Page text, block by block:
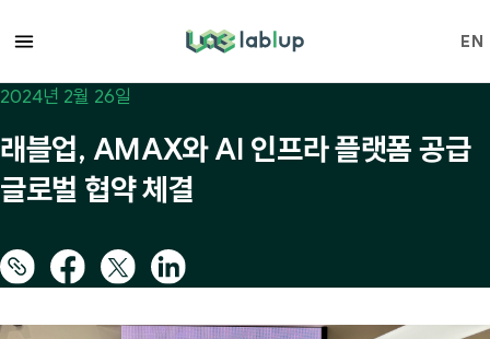
lablup.com EN
2024년 2월 26일
래블업, AMAX와 AI 인프라 플랫폼 공급
글로벌 협약 체결